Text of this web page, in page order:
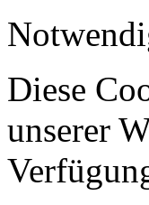
Diese
unserer